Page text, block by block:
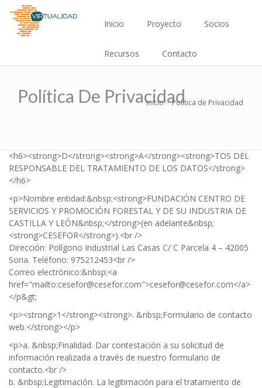
Pasar
contenido
Main
Inicio Proyecto Socios
Recursos Contacto
Política De Privacidad
de
ayuda
a
la
navegación
Inicio Política de Privacidad
<h6><strong>D</strong><strong>A</strong><strong>TOS DEL
RESPONSABLE DEL TRATAMIENTO DE LOS DATOS</strong>
</h6>
<p>Nombre entidad:&nbsp;<strong>FUNDACIÓN CENTRO DE
SERVICIOS Y PROMOCIÓN FORESTAL Y DE SU INDUSTRIA DE
CASTILLA Y LEÓN&nbsp;</strong>(en adelante&nbsp;
<strong>CESEFOR</strong>).<br />
Dirección: Polígono Industrial Las Casas C/ C Parcela 4 – 42005
Soria. Teléfono: 975212453<br />
Correo electrónico:&nbsp;<a
href="mailto:cesefor@cesefor.com">cesefor@cesefor.com</a>
</p&gt;
<p><strong>1</strong><strong>. &nbsp;Formulario de contacto
web.</strong></p>
<p>a. &nbsp;Finalidad. Dar contestación a su solicitud de
información realizada a través de nuestro formulario de
contacto.<br />
b. &nbsp;Legitimación. La legitimación para el tratamiento de